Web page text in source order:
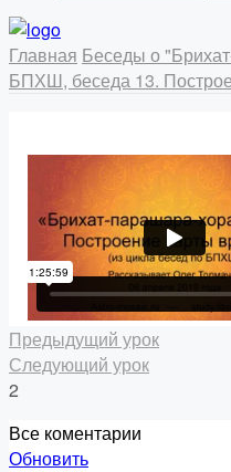
Главная Беседы о
БПХШ, беседа 13.
Предыдущий урок
Следующий урок
2
Все коментарии
Обновить